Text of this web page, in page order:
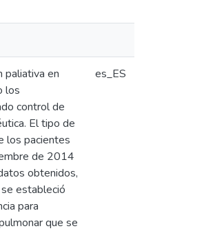
paliativa en
los
control de
El tipo de
los pacientes
de 2014
obtenidos,
estableció
para
que se
es_ES